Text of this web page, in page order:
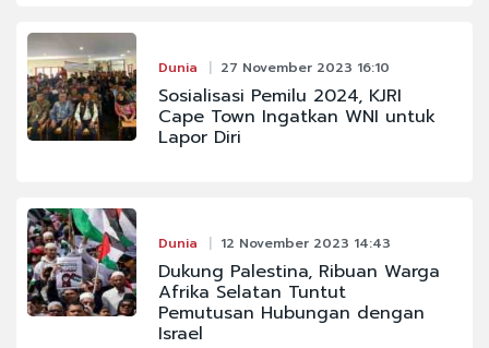
Dunia 27 November 2023 16:10
Sosialisasi Pemilu 2024, KJRI
Cape Town Ingatkan WNI untuk
Lapor Diri
Dunia 12 November 2023 14:43
Dukung Palestina, Ribuan Warga
Afrika Selatan Tuntut
Pemutusan Hubungan dengan
Israel